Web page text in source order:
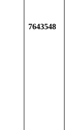
7643548